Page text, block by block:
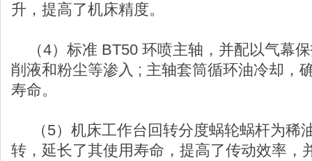
升，提高了机床精度。
（4）标准 BT50 环喷主轴，并配以气幕
削液和粉尘等渗入 ; 主轴套筒循环油冷却，
寿命。
（5）机床工作台回转分度蜗轮蜗杆为稀
转，延长了其使用寿命，提高了传动效率，